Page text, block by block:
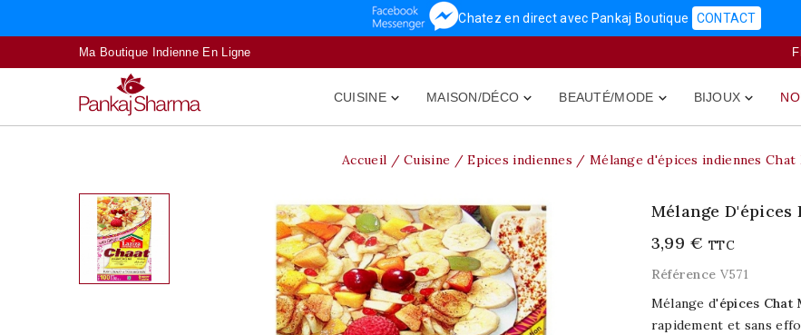
Chatez en direct avec Pankaj Boutique CONTACT
Ma Boutique Indienne En Ligne

CUISINE 
MAISON/DÉCO 
BEAUTÉ/MODE 
BIJOUX
Accueil Cuisine Epices indiennes Mélange d'épices indiennes Chat
Mélange D'épices
3,99 € TTC
Référence V571
Mélange d'épices Chat
rapidement et sans